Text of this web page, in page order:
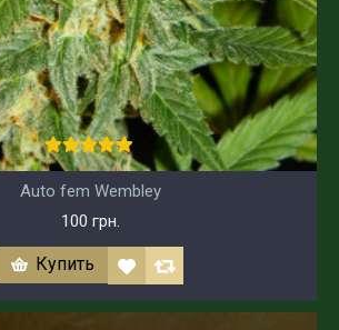
Auto fem Wembley
100 грн.
Купить